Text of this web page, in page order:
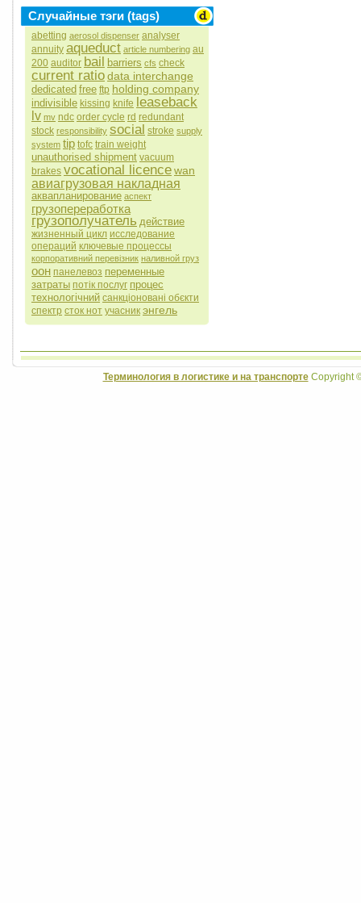
Случайные тэги (tags)
abetting aerosol dispenser analyser
annuity aqueduct article numbering au
200 auditor bail barriers cfs check
current ratiodata interchange
dedicated free ftp holding company
indivisible kissing knife leaseback
lv mv ndc order cycle rd redundant
stock responsibility social stroke supply
system tip tofс train weight
unauthorised shipment vacuum
brakes vocational licencewan
авиагрузовая накладная
аквапланирование аспект
грузопереработка
грузополучатель действие
жизненный цикл исследование
операций ключевые процессы
корпоративний перевізник наливной груз
оон панелевоз переменные
затраты потік послуг процес
технологічний санкціоновані обєкти
спектр сток нот учасник энгель
Терминология в логистике и на транспортеCopyright